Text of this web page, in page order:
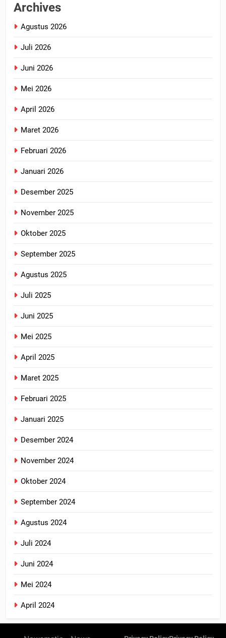
Archives
Agustus 2026
Juli 2026
Juni 2026
Mei 2026
April 2026
Maret 2026
Februari 2026
Januari 2026
Desember 2025
November 2025
Oktober 2025
September 2025
Agustus 2025
Juli 2025
Juni 2025
Mei 2025
April 2025
Maret 2025
Februari 2025
Januari 2025
Desember 2024
November 2024
Oktober 2024
September 2024
Agustus 2024
Juli 2024
Juni 2024
Mei 2024
April 2024